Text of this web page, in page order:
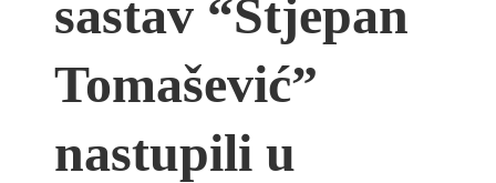
sastav “Stjepan
Tomašević”
nastupili u